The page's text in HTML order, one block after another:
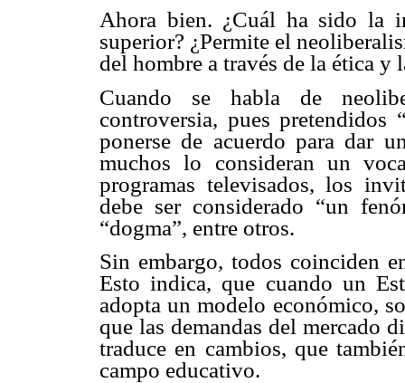
Ahora bien. ¿Cuál ha sido la
superior? ¿Permite el
del hombre a través de la ética
Cuando se habla de
controversia, pues pretendidos
ponerse de acuerdo para dar
muchos lo consideran un
programas televisados, los
debe ser considerado “un
“dogma”, entre otros.
Sin embargo, todos coinciden
Esto indica, que cuando un
adopta un modelo económico,
que las demandas del mercado
traduce en cambios, que
campo educativo.